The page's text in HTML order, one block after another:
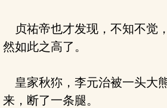
贞祐帝也才发现，不知不觉
然如此之高了。
皇家秋狝，李元治被一头大
来，断了一条腿。